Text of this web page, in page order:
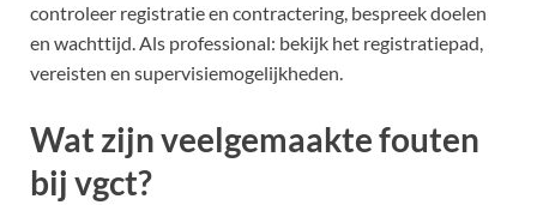
controleer registratie en contractering, bespreek doelen
en wachttijd. Als professional: bekijk het registratiepad,
vereisten en supervisiemogelijkheden.
Wat zijn veelgemaakte fouten
bij vgct?